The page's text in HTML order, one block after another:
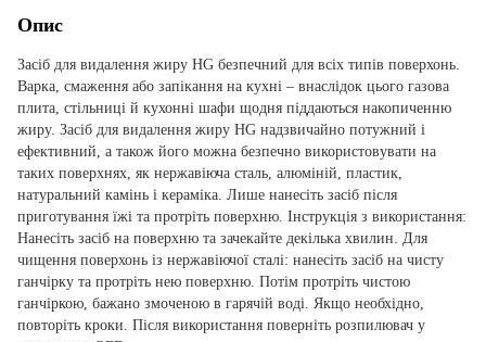
Опис
Засіб для видалення жиру HG безпечний для всіх типів поверхонь.
Варка, смаження або запікання на кухні – внаслідок цього газова
плита, стільниці й кухонні шафи щодня піддаються накопиченню
жиру. Засіб для видалення жиру HG надзвичайно потужний і
ефективний, а також його можна безпечно використовувати на
таких поверхнях, як нержавіюча сталь, алюміній, пластик,
натуральний камінь і кераміка. Лише нанесіть засіб після
приготування їжі та протріть поверхню. Інструкція з використання:
Нанесіть засіб на поверхню та зачекайте декілька хвилин. Для
чищення поверхонь із нержавіючої сталі: нанесіть засіб на чисту
ганчірку та протріть нею поверхню. Потім протріть чистою
ганчіркою, бажано змоченою в гарячій воді. Якщо необхідно,
повторіть кроки. Після використання поверніть розпилювач у